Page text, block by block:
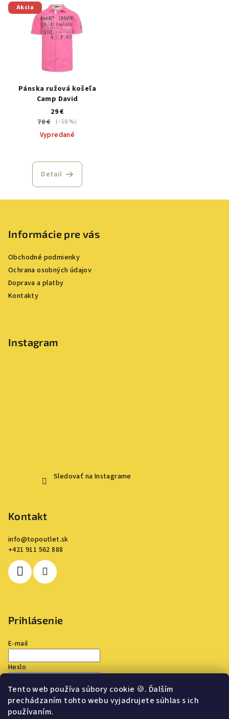
Tento web používa súbory cookie 🍪. Ďalším
prechádzaním tohto webu vyjadrujete súhlas s ich
používaním.
Akcia
Pánska ružová košeľa
Camp David
29 €
70 €
(–58 %)
Vypredané
Detail
Informácie pre vás
Obchodné podmienky
Ochrana osobných údajov
Doprava a platby
Kontakty
Instagram
Sledovať na Instagrame
Kontakt
info@topoutlet.sk
+421 911 562 888
Prihlásenie
E-mail
Heslo
Prihlásiť sa
Nová registrácia